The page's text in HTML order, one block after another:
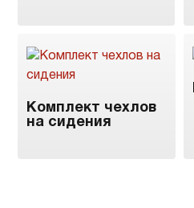
Комплект чехлов
на сидения